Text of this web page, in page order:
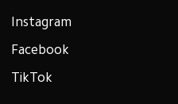
Instagram
Facebook
TikTok